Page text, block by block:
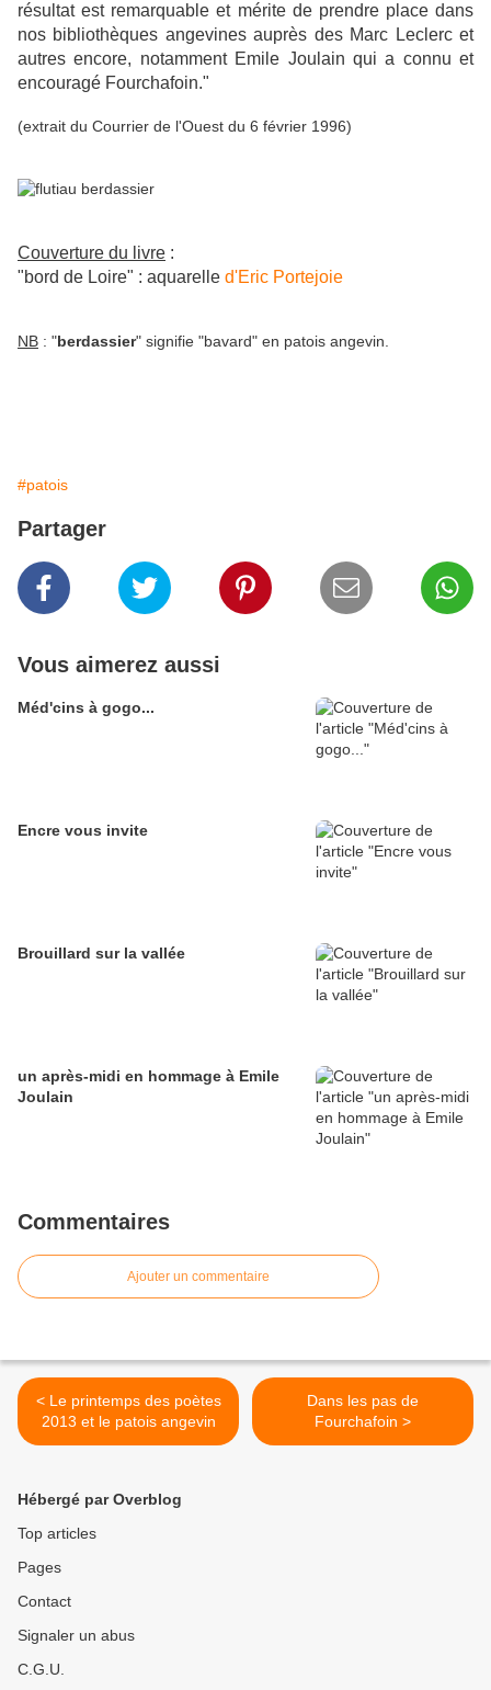
résultat est remarquable et mérite de prendre place dans
nos bibliothèques angevines auprès des Marc Leclerc et
autres encore, notamment Emile Joulain qui a connu et
encouragé Fourchafoin."
(extrait du Courrier de l'Ouest du 6 février 1996)
Couverture du livre :
"bord de Loire" : aquarelle d'Eric Portejoie
NB : "berdassier" signifie "bavard" en patois angevin.
#patois
Partager
Vous aimerez aussi
Méd'cins à gogo...
Encre vous invite
Brouillard sur la vallée
un après-midi en hommage à Emile
Joulain
Commentaires
Ajouter un commentaire
< Le printemps des poètes
2013 et le patois angevin
Dans les pas de
Fourchafoin >
Hébergé par Overblog
Top articles
Pages
Contact
Signaler un abus
C.G.U.